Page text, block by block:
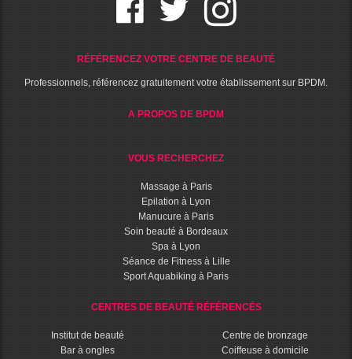
RÉFÉRENCEZ VOTRE CENTRE DE BEAUTÉ
Professionnels, référencez gratuitement votre établissement sur BPDM.
A PROPOS DE BPDM
VOUS RECHERCHEZ
Massage à Paris
Epilation à Lyon
Manucure à Paris
Soin beauté à Bordeaux
Spa à Lyon
Séance de Fitness à Lille
Sport Aquabiking à Paris
CENTRES DE BEAUTÉ RÉFÉRENCÉS
Institut de beauté
Bar à ongles
Centre de bronzage
Coiffeuse à domicile